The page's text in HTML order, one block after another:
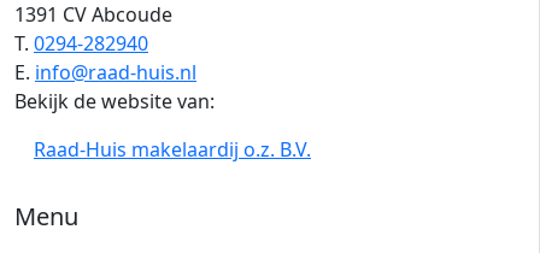
1391 CV Abcoude
T. 0294-282940
E. info@raad-huis.nl
Bekijk de website van:
Raad-Huis makelaardij o.z. B.V.
Menu